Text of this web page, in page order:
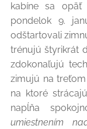
kabíne sa
pondelok 9.
odštartovali
trénujú štyrikrát
zdokonaľujú
zimujú na
na ktoré
napĺňa
umiestnením